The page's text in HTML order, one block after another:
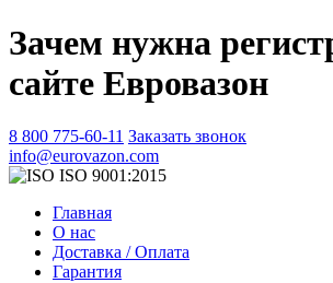
Зачем нужна
сайте Евровазон
8 800 775-60-11 Заказать звонок
info@eurovazon.com
ISO 9001:2015
Главная
О нас
Доставка / Оплата
Гарантия